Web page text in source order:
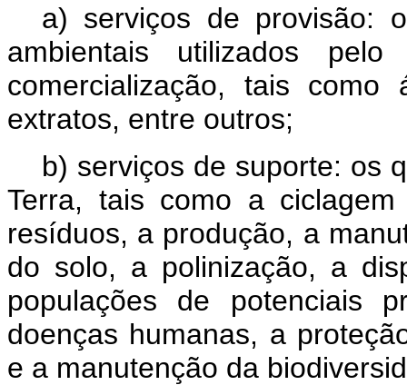
a) serviços de provisão:
ambientais utilizados
comercialização, tais
extratos, entre outros;
b) serviços de suporte: os
Terra, tais como a
resíduos, a produção, a
do solo, a polinização, a
populações de potenciais
doenças humanas, a
e a manutenção da